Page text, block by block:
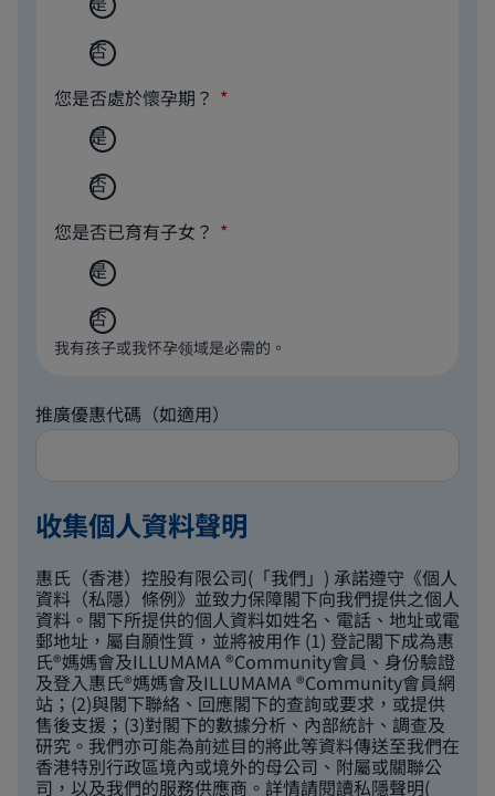
否
您是否處於懷孕期？
是
否
您是否已育有子女？
是
否
我有孩子或我怀孕领域是必需的。
推廣優惠代碼（如適用）
收集個人資料聲明
惠氏（香港）控股有限公司(「我們」) 承諾遵守《個人
資料（私隱）條例》並致力保障閣下向我們提供之個人
資料。閣下所提供的個人資料如姓名、電話、地址或電
郵地址，屬自願性質，並將被用作 (1) 登記閣下成為惠
氏®媽媽會及ILLUMAMA ®Community會員、身份驗證
及登入惠氏®媽媽會及ILLUMAMA ®Community會員網
站；(2)與閣下聯絡、回應閣下的查詢或要求，或提供
售後支援；(3)對閣下的數據分析、內部統計、調查及
研究。我們亦可能為前述目的將此等資料傳送至我們在
香港特別行政區境內或境外的母公司、附屬或關聯公
司，以及我們的服務供應商。詳情請閱讀私隱聲明(